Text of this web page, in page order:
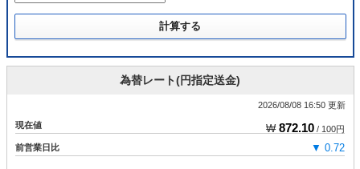
為替レート(円指定送金)
2026/08/08 16:50 更新
現在値 ₩872.10 / 100円
前営業日比
▼ 0.72